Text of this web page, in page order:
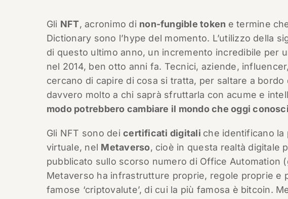
Gli NFT, acronimo di non-fungible token e termine
Dictionary sono l’hype del momento. L’utilizzo della
di questo ultimo anno, un incremento incredibile per
nel 2014, ben otto anni fa. Tecnici, aziende,
cercano di capire di cosa si tratta, per saltare a
davvero molto a chi saprà sfruttarla con acume e
modo potrebbero cambiare il mondo che oggi
Gli NFT sono deicertificati digitali che identificano
virtuale, nel Metaverso, cioè in questa realtà digitale
pubblicato sullo scorso numero di Office Automation
Metaverso ha infrastrutture proprie, regole proprie e
famose ‘criptovalute’, di cui la più famosa è bitcoin.